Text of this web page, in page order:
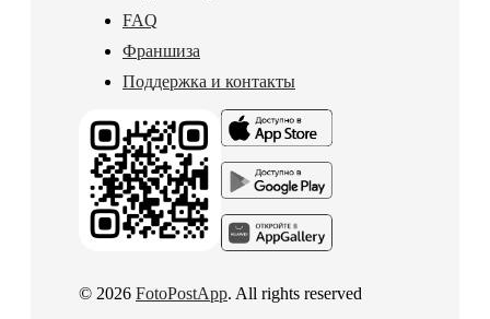
FAQ
Франшиза
Поддержка и контакты
© 2026 FotoPostApp. All rights reserved